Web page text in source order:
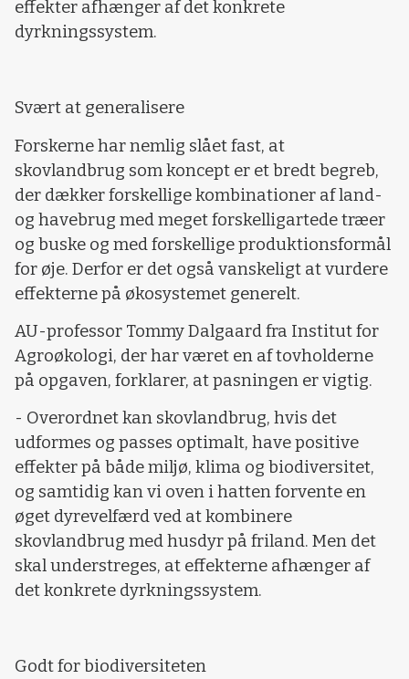
effekter afhænger af det konkrete
dyrkningssystem.
Svært at generalisere
Forskerne har nemlig slået fast, at
skovlandbrug som koncept er et bredt begreb,
der dækker forskellige kombinationer af land-
og havebrug med meget forskelligartede træer
og buske og med forskellige produktionsformål
for øje. Derfor er det også vanskeligt at vurdere
effekterne på økosystemet generelt.
AU-professor Tommy Dalgaard fra Institut for
Agroøkologi, der har været en af tovholderne
på opgaven, forklarer, at pasningen er vigtig.
- Overordnet kan skovlandbrug, hvis det
udformes og passes optimalt, have positive
effekter på både miljø, klima og biodiversitet,
og samtidig kan vi oven i hatten forvente en
øget dyrevelfærd ved at kombinere
skovlandbrug med husdyr på friland. Men det
skal understreges, at effekterne afhænger af
det konkrete dyrkningssystem.
Godt for biodiversiteten